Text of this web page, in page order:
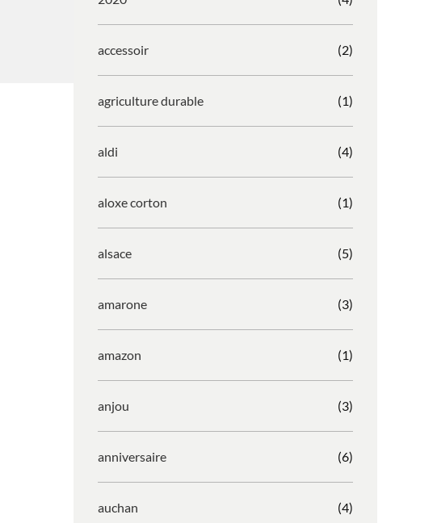
accessoir (2)
agriculture durable (1)
aldi (4)
aloxe corton (1)
alsace (5)
amarone (3)
amazon (1)
anjou (3)
anniversaire (6)
auchan (4)